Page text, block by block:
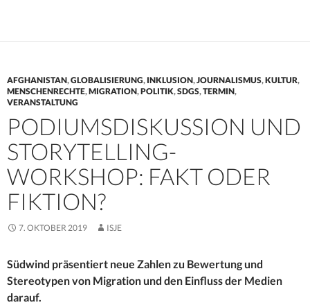
AFGHANISTAN,GLOBALISIERUNG, INKLUSION,JOURNALISMUS,KULTUR,
MENSCHENRECHTE,MIGRATION,POLITIK,SDGS,TERMIN,
VERANSTALTUNG
PODIUMSDISKUSSION UND
STORYTELLING-
WORKSHOP: FAKT ODER
FIKTION?
7. OKTOBER 2019 ISJE
Südwind präsentiert neue Zahlen zu Bewertung und
Stereotypen von Migration und den Einfluss der Medien
darauf.